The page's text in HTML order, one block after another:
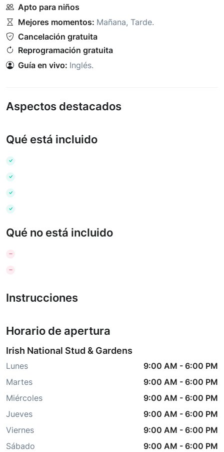
Apto para niños
Mejores momentos: Mañana, Tarde.
Cancelación gratuita
Reprogramación gratuita
Guía en vivo: Inglés.
Aspectos destacados
Qué está incluido
Qué no está incluido
Instrucciones
Horario de apertura
Irish National Stud & Gardens
Lunes 9:00 AM - 6:00 PM
Martes
9:00 AM - 6:00 PM
Miércoles
9:00 AM - 6:00 PM
Jueves
9:00 AM - 6:00 PM
Viernes
9:00 AM - 6:00 PM
Sábado
9:00 AM - 6:00 PM